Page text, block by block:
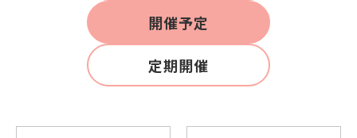
開催予定
定期開催